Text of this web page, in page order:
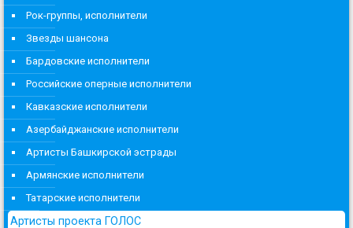
Рок-группы, исполнители
Звезды шансона
Бардовские исполнители
Российские оперные исполнители
Кавказские исполнители
Азербайджанские исполнители
Артисты Башкирской эстрады
Армянские исполнители
Татарские исполнители
Артисты проекта ГОЛОС